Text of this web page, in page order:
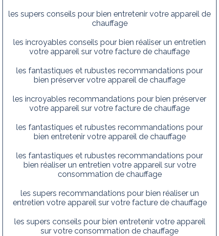
les supers conseils pour bien entretenir votre appareil de
chauffage
les incroyables conseils pour bien réaliser un entretien
votre appareil sur votre facture de chauffage
les fantastiques et rubustes recommandations pour
bien préserver votre appareil de chauffage
les incroyables recommandations pour bien préserver
votre appareil sur votre facture de chauffage
les fantastiques et rubustes recommandations pour
bien entretenir votre appareil de chauffage
les fantastiques et rubustes recommandations pour
bien réaliser un entretien votre appareil sur votre
consommation de chauffage
les supers recommandations pour bien réaliser un
entretien votre appareil sur votre facture de chauffage
les supers conseils pour bien entretenir votre appareil
sur votre consommation de chauffage